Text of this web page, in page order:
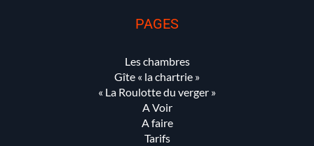
PAGES
Les chambres
Gîte « la chartrie »
« La Roulotte du verger »
A Voir
A faire
Tarifs